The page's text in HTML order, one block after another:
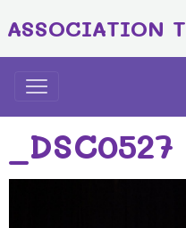
ASSOCIATION
_DSC0527